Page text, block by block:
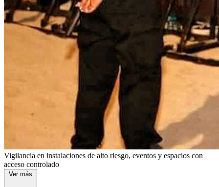
Vigilancia en instalaciones de alto riesgo, eventos y espacios con
acceso controlado